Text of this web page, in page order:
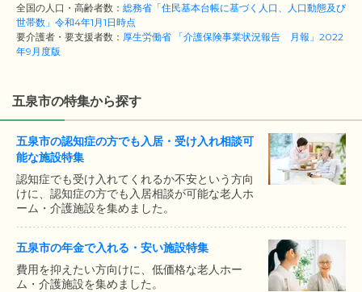
全国の人口・高齢者数： 総務省「住民基本台帳に基づく人口、人口動態及び
世帯数」令和4年1月1日時点
要介護者・要支援者数： 厚生労働省 「介護保険事業状況報告 月報」2022
年9月度版
五泉市の特集から探す
五泉市の認知症の方でも入居・受け入れ相談可
能な施設特集
認知症でも受け入れてくれるか不安という方向
けに、認知症の方でも入居相談が可能な老人ホ
ーム・介護施設を集めました。
五泉市の年金で入れる・安い施設特集
費用を抑えたい方向けに、低価格な老人ホー
ム・介護施設を集めました。